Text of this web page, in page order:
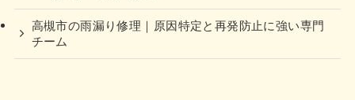
高槻市の雨漏り修理｜原因特定と再発防止に強い専門
チーム